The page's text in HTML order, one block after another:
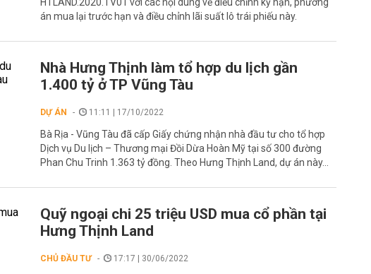
án mua lại trước hạn và điều chỉnh lãi suất lô trái phiếu này.
Nhà Hưng Thịnh làm tổ hợp du lịch gần
1.400 tỷ ở TP Vũng Tàu
DỰ ÁN 11:11 | 17/10/2022
Bà Rịa - Vũng Tàu đã cấp Giấy chứng nhận nhà đầu tư cho tổ hợp
Dịch vụ Du lịch – Thương mại Đồi Dừa Hoàn Mỹ tại số 300 đường
Phan Chu Trinh 1.363 tỷ đồng. Theo Hưng Thịnh Land, dự án này...
Quỹ ngoại chi 25 triệu USD mua cổ phần tại
Hưng Thịnh Land
CHỦ ĐẦU TƯ 17:17 | 30/06/2022